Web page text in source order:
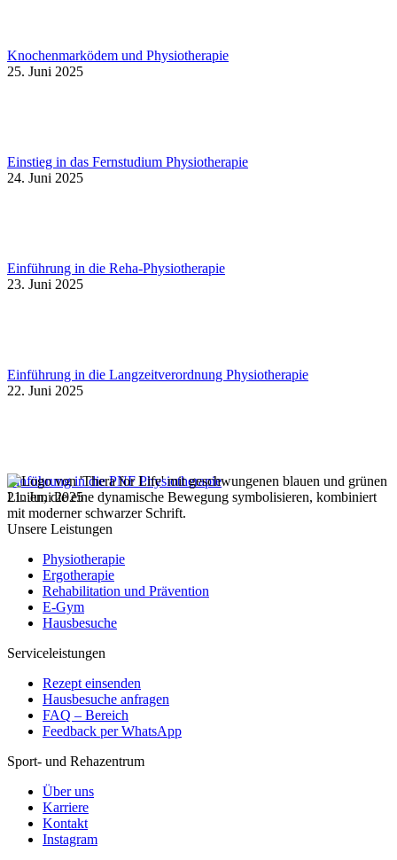
Knochenmarködem und Physiotherapie
25. Juni 2025
Einstieg in das Fernstudium Physiotherapie
24. Juni 2025
Einführung in die Reha-Physiotherapie
23. Juni 2025
Einführung in die Langzeitverordnung Physiotherapie
22. Juni 2025
Einführung in die PNF Physiotherapie
21. Juni 2025
Unsere Leistungen
Physiotherapie
Ergotherapie
Rehabilitation und Prävention
E-Gym
Hausbesuche
Serviceleistungen
Rezept einsenden
Hausbesuche anfragen
FAQ – Bereich
Feedback per WhatsApp
Sport- und Rehazentrum
Über uns
Karriere
Kontakt
Instagram